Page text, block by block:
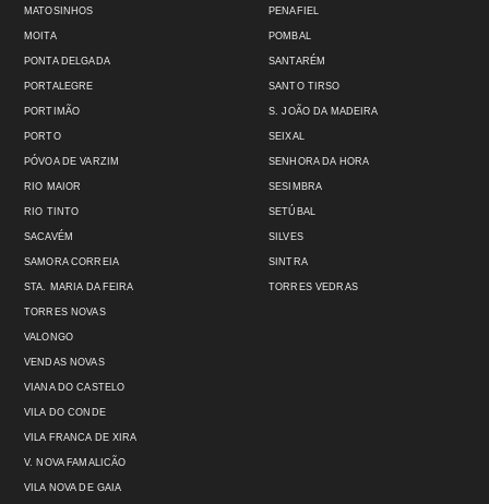
MATOSINHOS
MOITA
PENAFIEL
POMBAL
PONTA DELGADA
PORTALEGRE
PORTIMÃO
PORTO
PÓVOA DE VARZIM
RIO MAIOR
RIO TINTO
SACAVÉM
SAMORA CORREIA
STA. MARIA DA FEIRA
SANTARÉM
SANTO TIRSO
S. JOÃO DA MADEIRA
SEIXAL
SENHORA DA HORA
SESIMBRA
SETÚBAL
SILVES
SINTRA
TORRES VEDRAS
TORRES NOVAS
VALONGO
VENDAS NOVAS
VIANA DO CASTELO
VILA DO CONDE
VILA FRANCA DE XIRA
V. NOVA FAMALICÃO
VILA NOVA DE GAIA